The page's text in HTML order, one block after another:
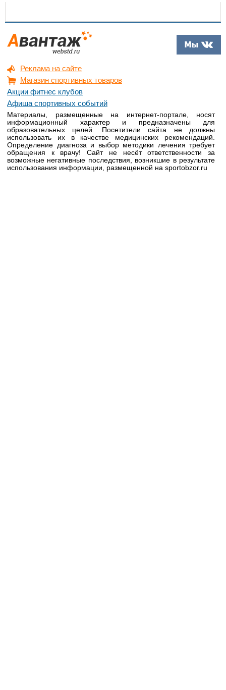
Реклама на сайте
Магазин спортивных товаров
Акции фитнес клубов
Афиша спортивных событий
Материалы, размещенные на интернет-портале, носят
информационный характер и предназначены для
образовательных целей. Посетители сайта не должны
использовать их в качестве медицинских рекомендаций.
Определение диагноза и выбор методики лечения требует
обращения к врачу! Сайт не несёт ответственности за
возможные негативные последствия, возникшие в результате
использования информации, размещенной на sportobzor.ru